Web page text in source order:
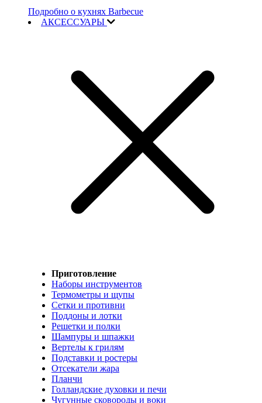
Подробно о кухнях Barbecue
АКСЕССУАРЫ
Приготовление
Наборы инструментов
Термометры и щупы
Сетки и противни
Поддоны и лотки
Решетки и полки
Шампуры и шпажки
Вертелы к грилям
Подставки и ростеры
Отсекатели жара
Планчи
Голландские духовки и печи
Чугунные сковороды и воки